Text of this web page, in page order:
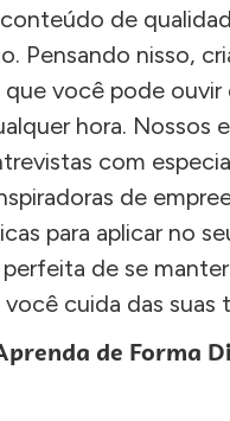
de
Pensando nisso,
que você pode ouvir
hora. Nossos
com
de
para aplicar no
perfeita de se
cuida das suas
de Forma